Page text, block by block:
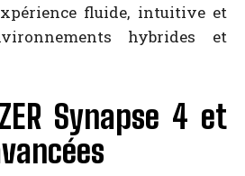
fluide, intuitive et
hybrides et
Synapse 4 et